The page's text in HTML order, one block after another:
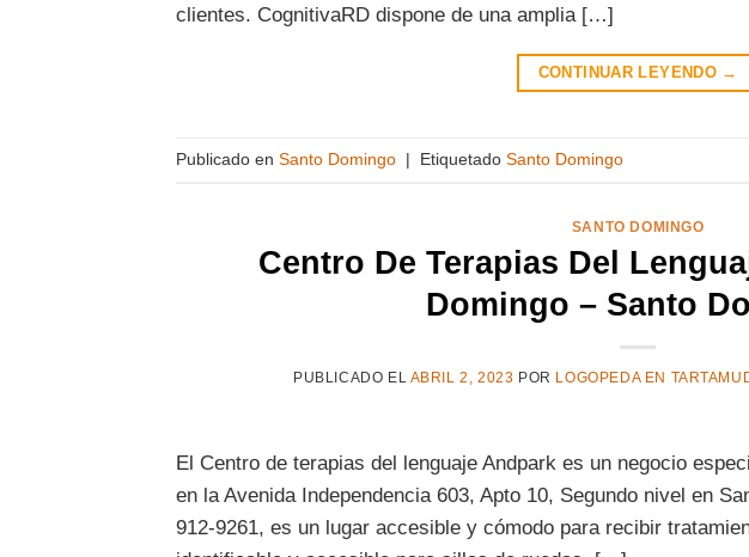
clientes. CognitivaRD dispone de una amplia […]
CONTINUAR LEYENDO →
Publicado en Santo Domingo Etiquetado Santo Domingo
SANTO DOMINGO
Centro De Terapias Del
Domingo – Santo
PUBLICADO EL ABRIL 2, 2023 POR LOGOPEDA EN
El Centro de terapias del lenguaje Andpark es un negocio
en la Avenida Independencia 603, Apto 10, Segundo nivel en
912-9261, es un lugar accesible y cómodo para recibir